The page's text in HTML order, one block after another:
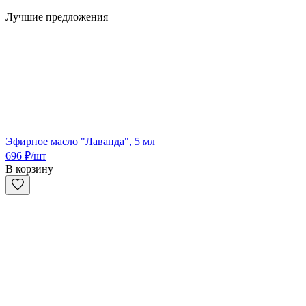
Лучшие предложения
Эфирное масло "Лаванда", 5 мл
696 ₽/шт
В корзину